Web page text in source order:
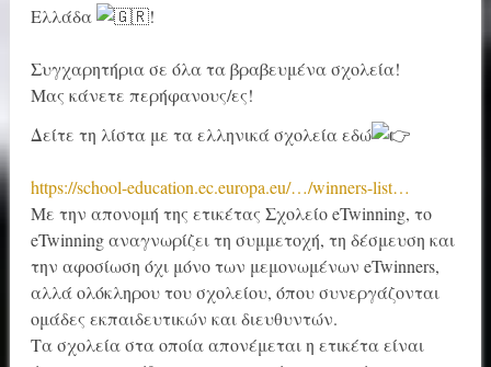
Ελλάδα !
Συγχαρητήρια σε όλα τα βραβευμένα σχολεία!
Μας κάνετε περήφανους/ες!
Δείτε τη λίστα με τα ελληνικά σχολεία εδώ
https://school-education.ec.europa.eu/…/winners-list…
Με την απονομή της ετικέτας Σχολείο eTwinning, το
eTwinning αναγνωρίζει τη συμμετοχή, τη δέσμευση και
την αφοσίωση όχι μόνο των μεμονωμένων eTwinners,
αλλά ολόκληρου του σχολείου, όπου συνεργάζονται
ομάδες εκπαιδευτικών και διευθυντών.
Τα σχολεία στα οποία απονέμεται η ετικέτα είναι